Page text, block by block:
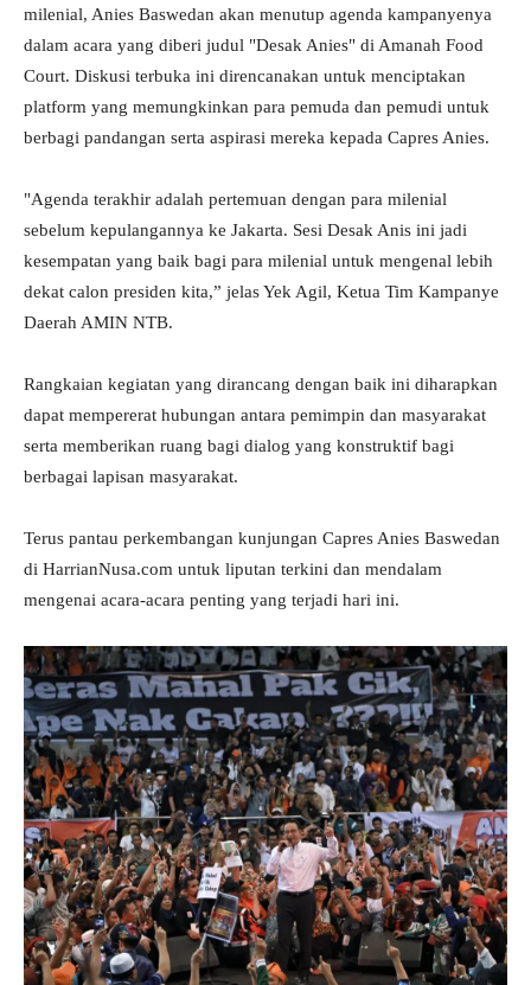
milenial, Anies Baswedan akan menutup agenda kampanyenya
dalam acara yang diberi judul "Desak Anies" di Amanah Food
Court. Diskusi terbuka ini direncanakan untuk menciptakan
platform yang memungkinkan para pemuda dan pemudi untuk
berbagi pandangan serta aspirasi mereka kepada Capres Anies.
"Agenda terakhir adalah pertemuan dengan para milenial
sebelum kepulangannya ke Jakarta. Sesi Desak Anis ini jadi
kesempatan yang baik bagi para milenial untuk mengenal lebih
dekat calon presiden kita,” jelas Yek Agil, Ketua Tim Kampanye
Daerah AMIN NTB.
Rangkaian kegiatan yang dirancang dengan baik ini diharapkan
dapat mempererat hubungan antara pemimpin dan masyarakat
serta memberikan ruang bagi dialog yang konstruktif bagi
berbagai lapisan masyarakat.
Terus pantau perkembangan kunjungan Capres Anies Baswedan
di HarrianNusa.com untuk liputan terkini dan mendalam
mengenai acara-acara penting yang terjadi hari ini.